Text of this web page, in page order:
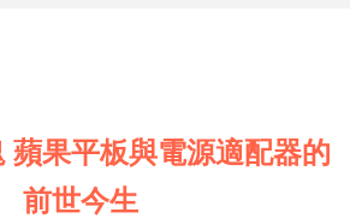
蘋果平板與電源適配器的
前世今生